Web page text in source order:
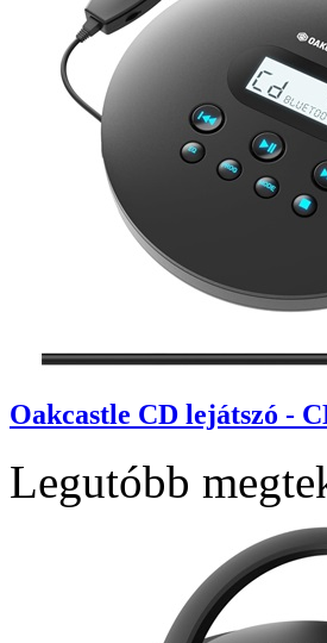
Oakcastle CD lejátszó -
Legutóbb